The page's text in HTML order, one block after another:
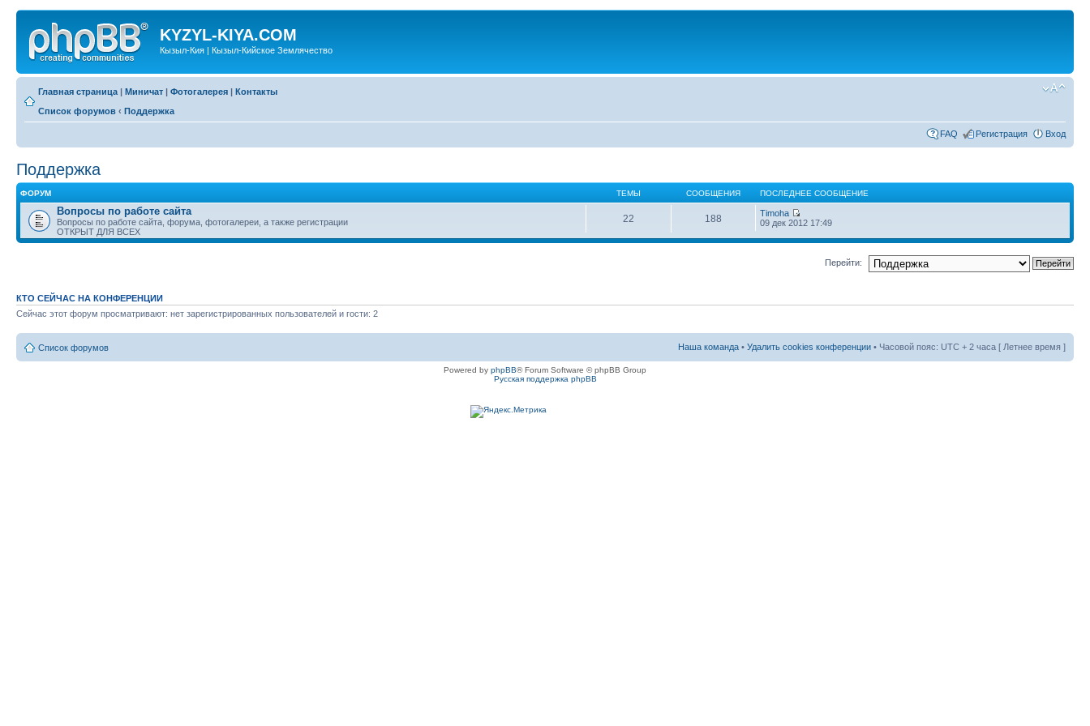
KYZYL-KIYA.COM
Кызыл-Кия | Кызыл-Кийское Землячество
Главная страница | Миничат | Фотогалерея | Контакты
Список форумов ‹ Поддержка
FAQ Регистрация Вход
Поддержка
ФОРУМ ТЕМЫ СООБЩЕНИЯ ПОСЛЕДНЕЕ СООБЩЕНИЕ
Вопросы по работе сайта
Вопросы по работе сайта, форума, фотогалереи, а также регистрации
ОТКРЫТ ДЛЯ ВСЕХ
22 188
Timoha
09 дек 2012 17:49
Перейти:
КТО СЕЙЧАС НА КОНФЕРЕНЦИИ
Сейчас этот форум просматривают: нет зарегистрированных пользователей и гости: 2
Список форумов Наша команда • Удалить cookies конференции • Часовой пояс: UTC + 2 часа [ Летнее время ]
Powered by phpBB® Forum Software © phpBB Group
Русская поддержка phpBB